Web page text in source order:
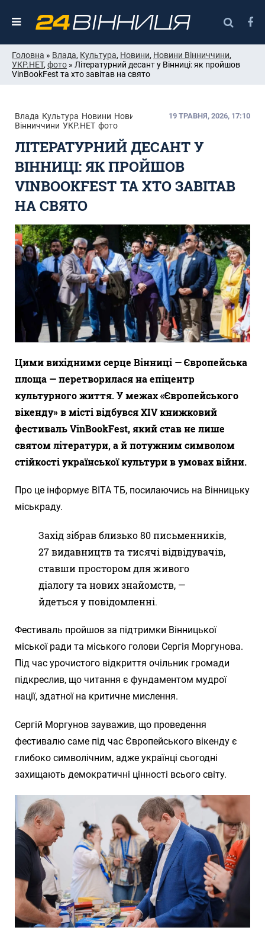
Головна » Влада, Культура, Новини, Новини Вінниччини,
УКР.НЕТ, фото » Літературний десант у Вінниці: як пройшов
VinBookFest та хто завітав на свято
Влада Культура Новини Новини
Вінниччини УКР.НЕТ фото
19 ТРАВНЯ, 2026, 17:10
ЛІТЕРАТУРНИЙ ДЕСАНТ У
ВІННИЦІ: ЯК ПРОЙШОВ
VINBOOKFEST ТА ХТО ЗАВІТАВ
НА СВЯТО
Цими вихідними серце Вінниці — Європейська
площа — перетворилася на епіцентр
культурного життя. У межах «Європейського
вікенду» в місті відбувся ХІV книжковий
фестиваль VinBookFest, який став не лише
святом літератури, а й потужним символом
стійкості української культури в умовах війни.
Про це інформує ВІТА ТБ, посилаючись на Вінницьку
міськраду.
Захід зібрав близько 80 письменників,
27 видавництв та тисячі відвідувачів,
ставши простором для живого
діалогу та нових знайомств, —
йдеться у повідомленні.
Фестиваль пройшов за підтримки Вінницької
міської ради та міського голови Сергія Моргунова.
Під час урочистого відкриття очільник громади
підкреслив, що читання є фундаментом мудрої
нації, здатної на критичне мислення.
Сергій Моргунов зауважив, що проведення
фестивалю саме під час Європейського вікенду є
глибоко символічним, адже українці сьогодні
захищають демократичні цінності всього світу.